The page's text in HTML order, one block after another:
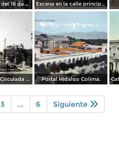
Fiesta nacional del 16 de Septiembre de 1905 Escena en la calle principal.
Jardin Juarez ( Circulada el 22 de Junio de 1922 ). Portal Hidalgo Colima.
3 ... 6 Siguiente